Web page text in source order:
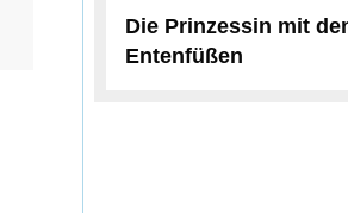
Die Prinzessin mit
Entenfüßen